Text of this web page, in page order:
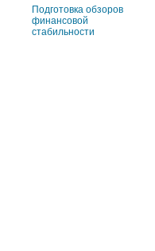
Подготовка обзоров
финансовой
стабильности